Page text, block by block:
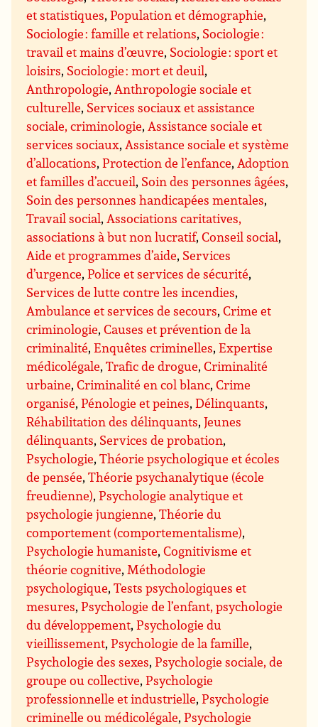
et statistiques,Population et démographie,
Sociologie : famille et relations, Sociologie :
travail et mains d’œuvre, Sociologie : sport et
loisirs, Sociologie : mort et deuil,
Anthropologie,Anthropologie sociale et
culturelle, Services sociaux et assistance
sociale, criminologie,Assistance sociale et
services sociaux,Assistance sociale et système
d’allocations,Protection de l’enfance,Adoption
et familles d’accueil, Soin des personnes âgées,
Soin des personnes handicapées mentales,
Travail social,Associations caritatives,
associations à but non lucratif,Conseil social,
Aide et programmes d’aide, Services
d’urgence,Police et services de sécurité,
Services de lutte contre les incendies,
Ambulance et services de secours,Crime et
criminologie,Causes et prévention de la
criminalité,Enquêtes criminelles,Expertise
médicolégale,Trafic de drogue,Criminalité
urbaine,Criminalité en col blanc,Crime
organisé,Pénologie et peines,Délinquants,
Réhabilitation des délinquants,Jeunes
délinquants, Services de probation,
Psychologie,Théorie psychologique et écoles
de pensée,Théorie psychanalytique (école
freudienne),Psychologie analytique et
psychologie jungienne,Théorie du
comportement (comportementalisme),
Psychologie humaniste,Cognitivisme et
théorie cognitive,Méthodologie
psychologique,Tests psychologiques et
mesures,Psychologie de l’enfant, psychologie
du développement,Psychologie du
vieillissement,Psychologie de la famille,
Psychologie des sexes,Psychologie sociale, de
groupe ou collective,Psychologie
professionnelle et industrielle,Psychologie
criminelle ou médicolégale,Psychologie